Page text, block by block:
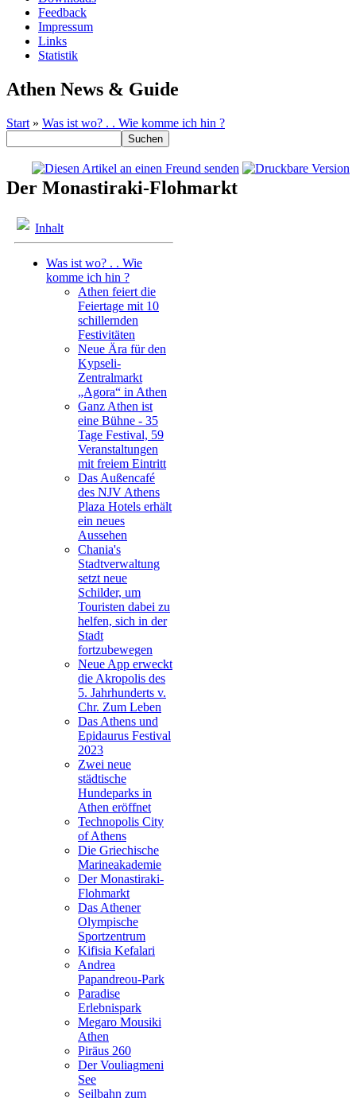
Feedback
Impressum
Links
Statistik
Athen News & Guide
Start » Was ist wo? . . Wie komme ich hin ?
Der Monastiraki-Flohmarkt
Inhalt
Was ist wo? . . Wie
komme ich hin ?
Athen feiert die
Feiertage mit 10
schillernden
Festivitäten
Neue Ära für den
Kypseli-
Zentralmarkt
„Agora“ in Athen
Ganz Athen ist
eine Bühne - 35
Tage Festival, 59
Veranstaltungen
mit freiem Eintritt
Das Außencafé
des NJV Athens
Plaza Hotels erhält
ein neues
Aussehen
Chania's
Stadtverwaltung
setzt neue
Schilder, um
Touristen dabei zu
helfen, sich in der
Stadt
fortzubewegen
Neue App erweckt
die Akropolis des
5. Jahrhunderts v.
Chr. Zum Leben
Das Athens und
Epidaurus Festival
2023
Zwei neue
städtische
Hundeparks in
Athen eröffnet
Technopolis City
of Athens
Die Griechische
Marineakademie
Der Monastiraki-
Flohmarkt
Das Athener
Olympische
Sportzentrum
Kifisia Kefalari
Andrea
Papandreou-Park
Paradise
Erlebnispark
Megaro Mousiki
Athen
Piräus 260
Der Vouliagmeni
See
Seilbahn zum